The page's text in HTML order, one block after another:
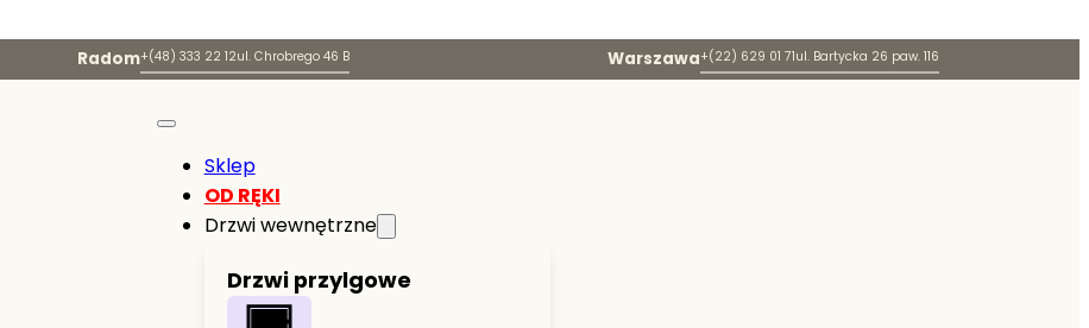
Radom+(48) 333 22 12ul. Chrobrego 46 B Warszawa+(22) 629 01 71ul. Bartycka 26 paw. 116
Sklep
OD RĘKI
Drzwi wewnętrzne
Drzwi przylgowe